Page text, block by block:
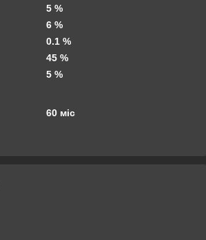
5 %
6 %
0.1 %
45 %
5 %
60 міс